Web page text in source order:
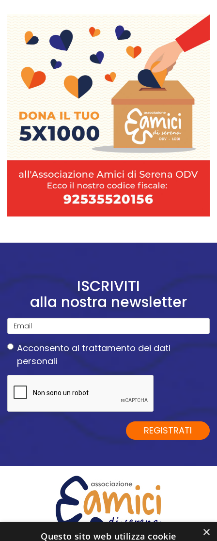
ISCRIVITI
alla nostra newsletter
*
Acconsento al trattamento dei dati
personali
Acconsento
trattamento
dei
dati
personali
REGISTRATI
×
Questo sito web utilizza cookie